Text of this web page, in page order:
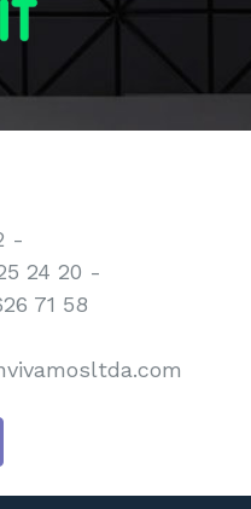
-
24 20 -
71 58